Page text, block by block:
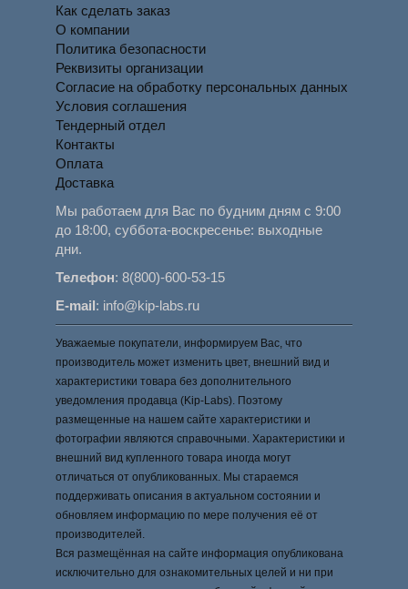
Как сделать заказ
О компании
Политика безопасности
Реквизиты организации
Согласие на обработку персональных данных
Условия соглашения
Тендерный отдел
Контакты
Оплата
Доставка
Мы работаем для Вас по будним дням с 9:00
до 18:00, суббота-воскресенье: выходные
дни.
Телефон:8(800)-600-53-15
E-mail: info@kip-labs.ru
Уважаемые покупатели, информируем Вас, что
производитель может изменить цвет, внешний вид и
характеристики товара без дополнительного
уведомления продавца (Kip-Labs). Поэтому
размещенные на нашем сайте характеристики и
фотографии являются справочными. Характеристики и
внешний вид купленного товара иногда могут
отличаться от опубликованных. Мы стараемся
поддерживать описания в актуальном состоянии и
обновляем информацию по мере получения её от
производителей.
Вся размещённая на сайте информация опубликована
исключительно для ознакомительных целей и ни при